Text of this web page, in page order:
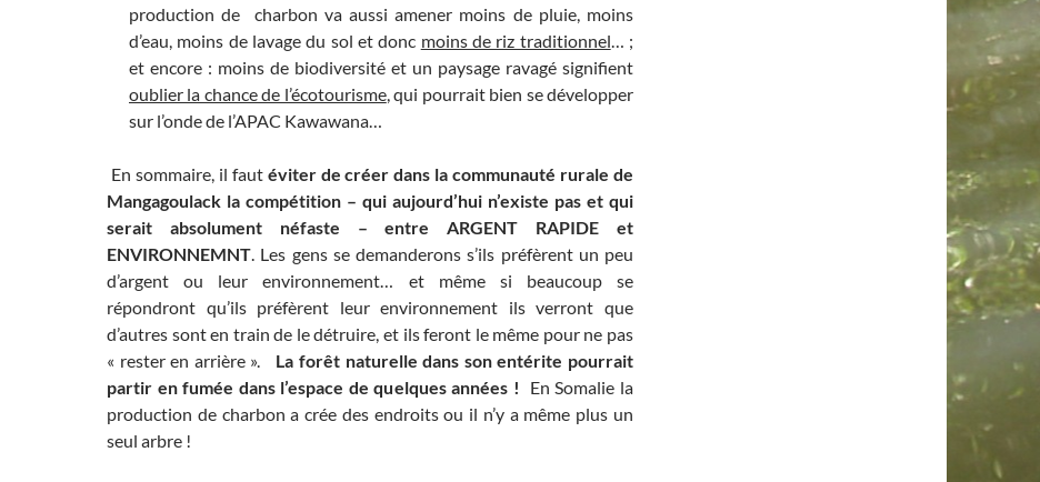
production de charbon va aussi amener moins de pluie, moins
d’eau, moins de lavage du sol et donc moins de riz traditionnel… ;
et encore : moins de biodiversité et un paysage ravagé signifient
oublier la chance de l’écotourisme, qui pourrait bien se développer
sur l’onde de l’APAC Kawawana…
En sommaire, il faut éviter de créer dans la communauté rurale de
Mangagoulack la compétition – qui aujourd’hui n’existe pas et qui
serait absolument néfaste – entre ARGENT RAPIDE et
ENVIRONNEMNT. Les gens se demanderons s’ils préfèrent un peu
d’argent ou leur environnement… et même si beaucoup se
répondront qu’ils préfèrent leur environnement ils verront que
d’autres sont en train de le détruire, et ils feront le même pour ne pas
« rester en arrière ». La forêt naturelle dans son entérite pourrait
partir en fumée dans l’espace de quelques années ! En Somalie la
production de charbon a crée des endroits ou il n’y a même plus un
seul arbre !